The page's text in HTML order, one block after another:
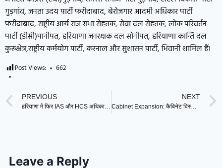
गुड़गांव, जनता उदय पार्टी फरीदाबाद, बेरोजगार आदमी अधिकार पार्टी
फरीदाबाद, राष्ट्रीय आर्य राज सभा रोहतक, सेवा दल रोहतक, लोक परिवर्तन
पार्टी (डीसी)पानीपत, हरियाणा जनरक्षक दल सोनीपत, हरियाणा कान्ति दल
कुरूक्षेत्र,राष्ट्रीय कर्मयोग पार्टी, करनाल और सुशासन पार्टी, भिवानी शामिल हैं।
Post Views: 662
PREVIOUS NEXT
Cabinet Expansion: कैबिनेट विस्तार में हरियाणा का फॉर्मूला अपनाएगी छत्तीसगढ़ सरकार
Leave a Reply